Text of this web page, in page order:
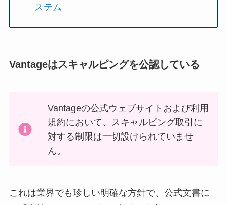
ステム
Vantageはスキャルピングを公認している
Vantageの公式ウェブサイトおよび利用
規約において、スキャルピング取引に
対する制限は一切設けられていませ
ん。
これは業界でも珍しい明確な方針で、公式文書に